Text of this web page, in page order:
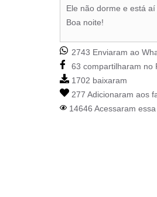
Ele não dorme e está
Boa noite!
2743 Enviaram ao
63 compartilharam no
1702 baixaram
277 Adicionaram aos
14646 Acessaram